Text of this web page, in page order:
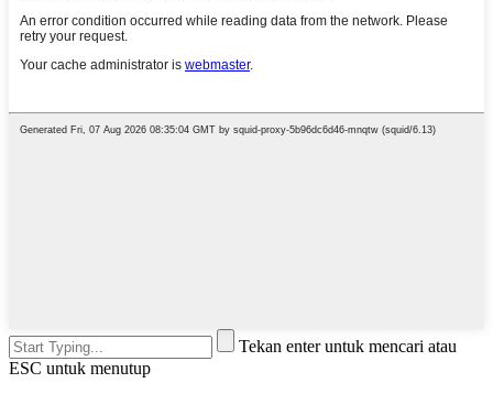
Tekan enter untuk mencari atau
ESC untuk menutup